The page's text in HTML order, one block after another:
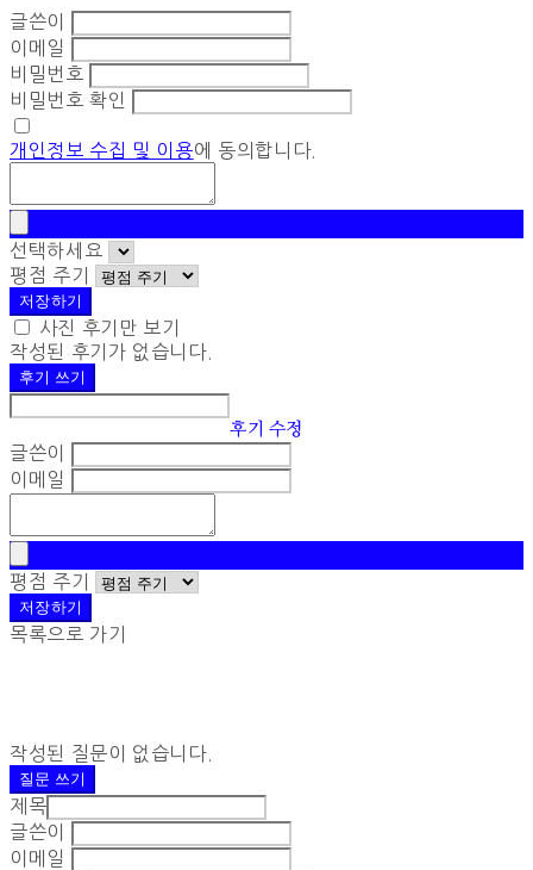
글쓴이
이메일
비밀번호
비밀번호 확인
개인정보 수집 및 이용에 동의합니다.
선택하세요
평점 주기
저장하기
사진 후기만 보기
작성된 후기가 없습니다.
후기 쓰기
후기 수정
글쓴이
이메일
평점 주기
저장하기
목록으로 가기
작성된 질문이 없습니다.
질문 쓰기
제목
글쓴이
이메일